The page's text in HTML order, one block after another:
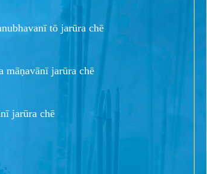
tō jarūra chē
māṇavānī jarūra chē
jarūra chē